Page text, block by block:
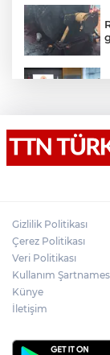
Gizlilik Politikası
Çerez Politikası
Veri Politikası
Kullanım
Künye
İletişim